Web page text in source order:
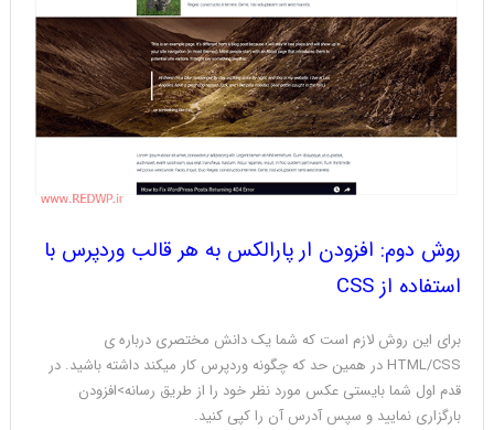
روش دوم: افزودن ار پارالکس به هر قالب وردپرس با
استفاده از CSS
برای این روش لازم است که شما یک دانش مختصری درباره ی
HTML/CSS در همین حد که چگونه وردپرس کار میکند داشته باشید. در
قدم اول شما بایستی عکس مورد نظر خود را از طریق رسانه>افزودن
بارگزاری نمایید و سپس آدرس آن را کپی کنید.